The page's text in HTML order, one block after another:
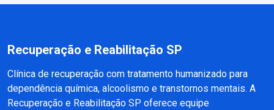
Recuperação e Reabilitação SP
Clínica de recuperação com tratamento humanizado para
dependência química, alcoolismo e transtornos mentais. A
Recuperação e Reabilitação SP oferece equipe